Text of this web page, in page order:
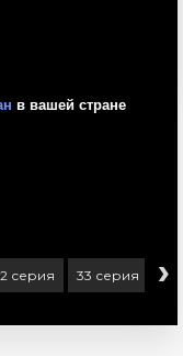
серия 33 серия 34
›